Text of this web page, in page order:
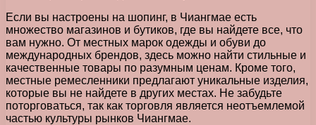
Если вы настроены на шопинг, в Чиангмае есть
множество магазинов и бутиков, где вы найдете все, что
вам нужно. От местных марок одежды и обуви до
международных брендов, здесь можно найти стильные и
качественные товары по разумным ценам. Кроме того,
местные ремесленники предлагают уникальные изделия,
которые вы не найдете в других местах. Не забудьте
поторговаться, так как торговля является неотъемлемой
частью культуры рынков Чиангмае.